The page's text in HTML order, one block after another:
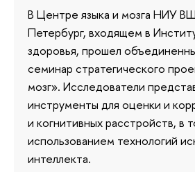
В Центре языка и мозга НИУ
Петербург, входящем в
здоровья, прошел
семинар стратегического
мозг». Исследователи
инструменты для оценки и
и когнитивных расстройств, в
использованием технологий
интеллекта.